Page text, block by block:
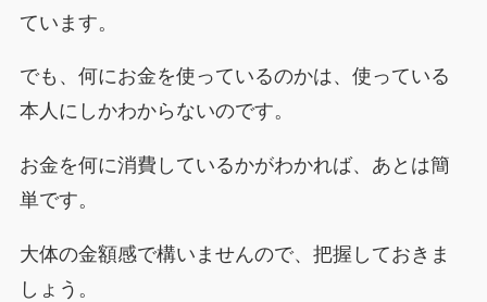
ています。
でも、何にお金を使っているのかは、使っている
本人にしかわからないのです。
お金を何に消費しているかがわかれば、あとは簡
単です。
大体の金額感で構いませんので、把握しておきま
しょう。